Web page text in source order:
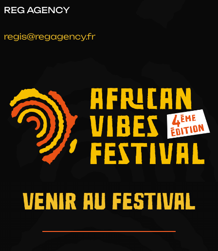
REG AGENCY
regis@regagency.fr
VENIR AU FESTIVAL